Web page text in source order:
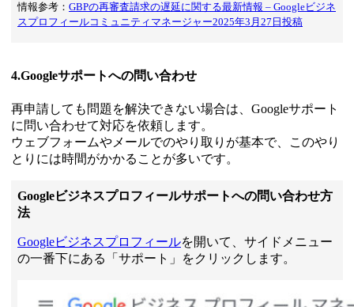
情報参考： GBPの再審査請求の遅延に関する最新情報 – Googleビジネ
スプロフィールコミュニティマネージャー2025年3月27日投稿
4.Googleサポートへの問い合わせ
再申請しても問題を解決できない場合は、Googleサポート
に問い合わせて対応を依頼します。
ウェブフォームやメールでのやり取りが基本で、このやり
とりには時間がかかることが多いです。
Googleビジネスプロフィールサポートへの問い合わせ方
法
Googleビジネスプロフィールを開いて、サイドメニュー
の一番下にある「サポート」をクリックします。